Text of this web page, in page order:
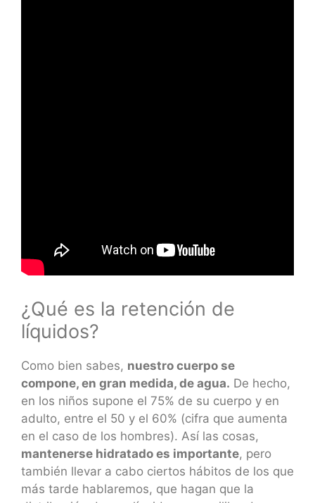
¿Qué es la retención de
líquidos?
Como bien sabes, nuestro cuerpo se
compone, en gran medida, de agua. De hecho,
en los niños supone el 75% de su cuerpo y en
adulto, entre el 50 y el 60% (cifra que aumenta
en el caso de los hombres). Así las cosas,
mantenerse hidratado es importante, pero
también llevar a cabo ciertos hábitos de los que
más tarde hablaremos, que hagan que la